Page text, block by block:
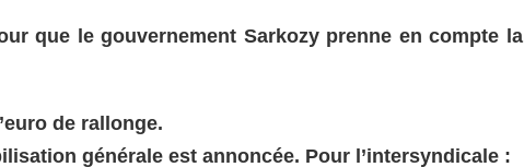
que le gouvernement Sarkozyprenne en compte la
de rallonge.
générale est annoncée. Pour l’intersyndicale :